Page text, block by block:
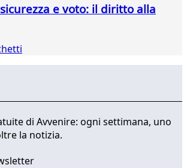
e voto: il diritto alla
di Avvenire: ogni settimana, uno
la notizia.